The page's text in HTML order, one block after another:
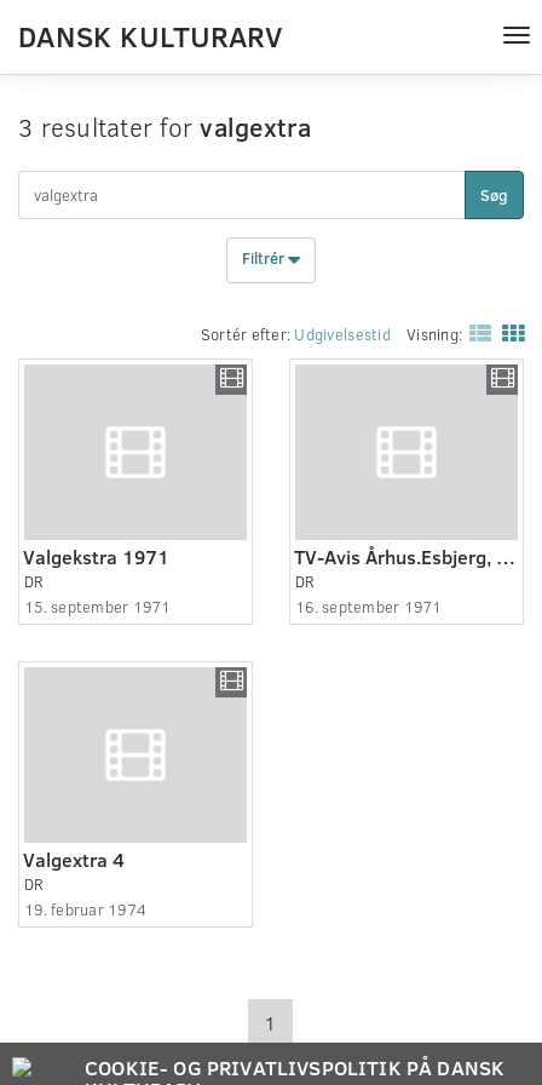
DANSK KULTURARV
3 resultater forvalgextra
Søg
Filtrér
Sortér efter: Udgivelsestid Visning:
Valgekstra 1971
DR
15. september 1971
TV-Avis Århus.Esbjerg, valgextra:
DR
16. september 1971
Valgextra 4
DR
19. februar 1974
1
COOKIE- OG PRIVATLIVSPOLITIK PÅ DANSK